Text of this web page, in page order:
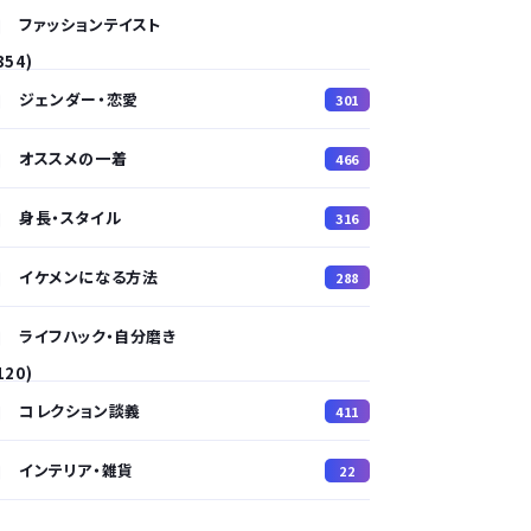
ファッションテイスト
ジェンダー・恋愛
301
オススメの一着 466
身長・スタイル 316
イケメンになる方法 288
ライフハック・自分磨き
コレクション談義
411
インテリア・雑貨 22